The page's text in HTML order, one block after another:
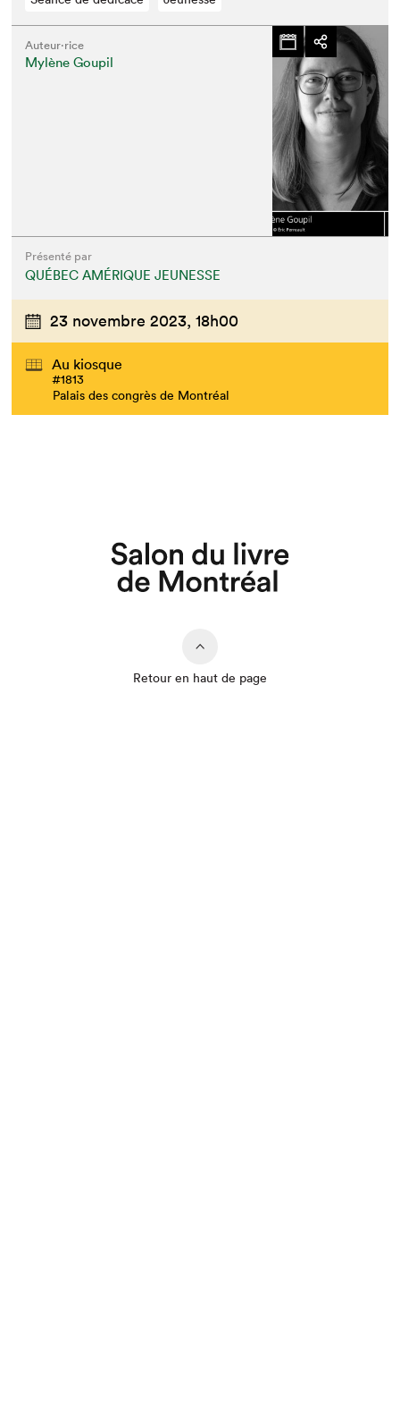
Auteur·rice
Mylène Goupil
Présenté par
QUÉBEC AMÉRIQUE JEUNESSE
23 novembre 2023, 18h00
Au kiosque
#1813
Palais des congrès de Montréal
Retour en haut de page